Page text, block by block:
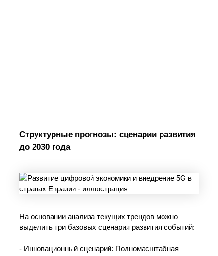
Структурные прогнозы: сценарии развития
до 2030 года
На основании анализа текущих трендов можно
выделить три базовых сценария развития событий:
- Инновационный сценарий: Полномасштабная